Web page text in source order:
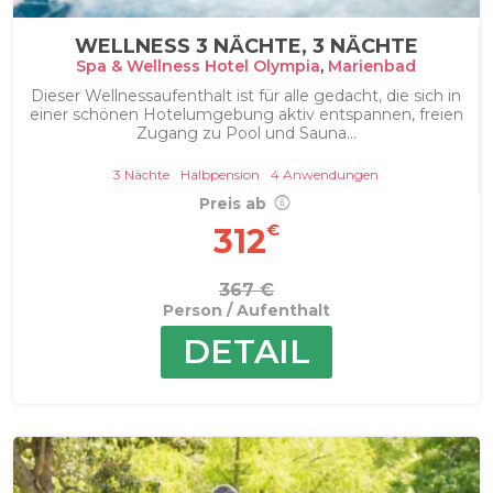
WELLNESS 3 NÄCHTE, 3 NÄCHTE
Spa & Wellness Hotel Olympia, Marienbad
Dieser Wellnessaufenthalt ist für alle gedacht, die sich in
einer schönen Hotelumgebung aktiv entspannen, freien
Zugang zu Pool und Sauna...
3 Nächte Halbpension 4 Anwendungen
Preis ab
312€
367 €
Person / Aufenthalt
DETAIL